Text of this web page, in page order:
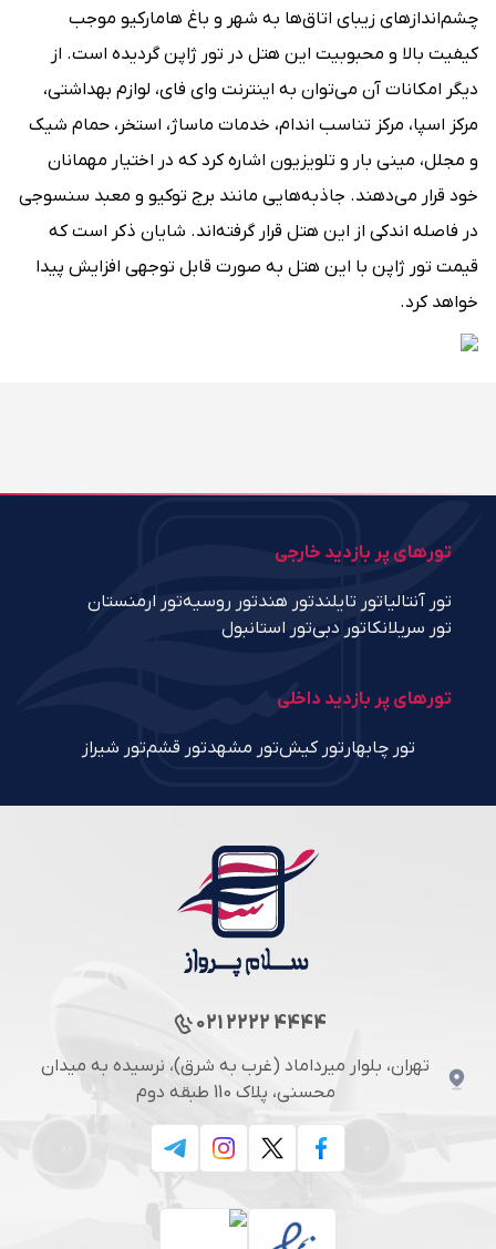
چشم‌اندازهای زیبای اتاق‌ها به شهر و باغ هامارکیو موجب
کیفیت بالا و محبوبیت این هتل در تور ژاپن گردیده است. از
دیگر امکانات آن می‌توان به اینترنت وای فای، لوازم بهداشتی،
مرکز اسپا، مرکز تناسب اندام، خدمات ماساژ، استخر، حمام شیک
و مجلل، مینی بار و تلویزیون اشاره کرد که در اختیار مهمانان
خود قرار می‌دهند. جاذبه‌هایی مانند برج توکیو و معبد سنسوجی
در فاصله اندکی از این هتل قرار گرفته‌اند. شایان ذکر است که
قیمت تور ژاپن با این هتل به صورت قابل توجهی افزایش پیدا
خواهد کرد.
تورهای پر بازدید خارجی
تور آنتالیاتور تایلندتور هندتور روسیهتور ارمنستان
تور سریلانکاتور دبیتور استانبول
تورهای پر بازدید داخلی
تور چابهار تور کیشتور مشهدتور قشمتور شیراز
021 2222 4444
تهران، بلوار میرداماد (غرب به شرق)، نرسیده به میدان
محسنی، پلاک 110 طبقه دوم